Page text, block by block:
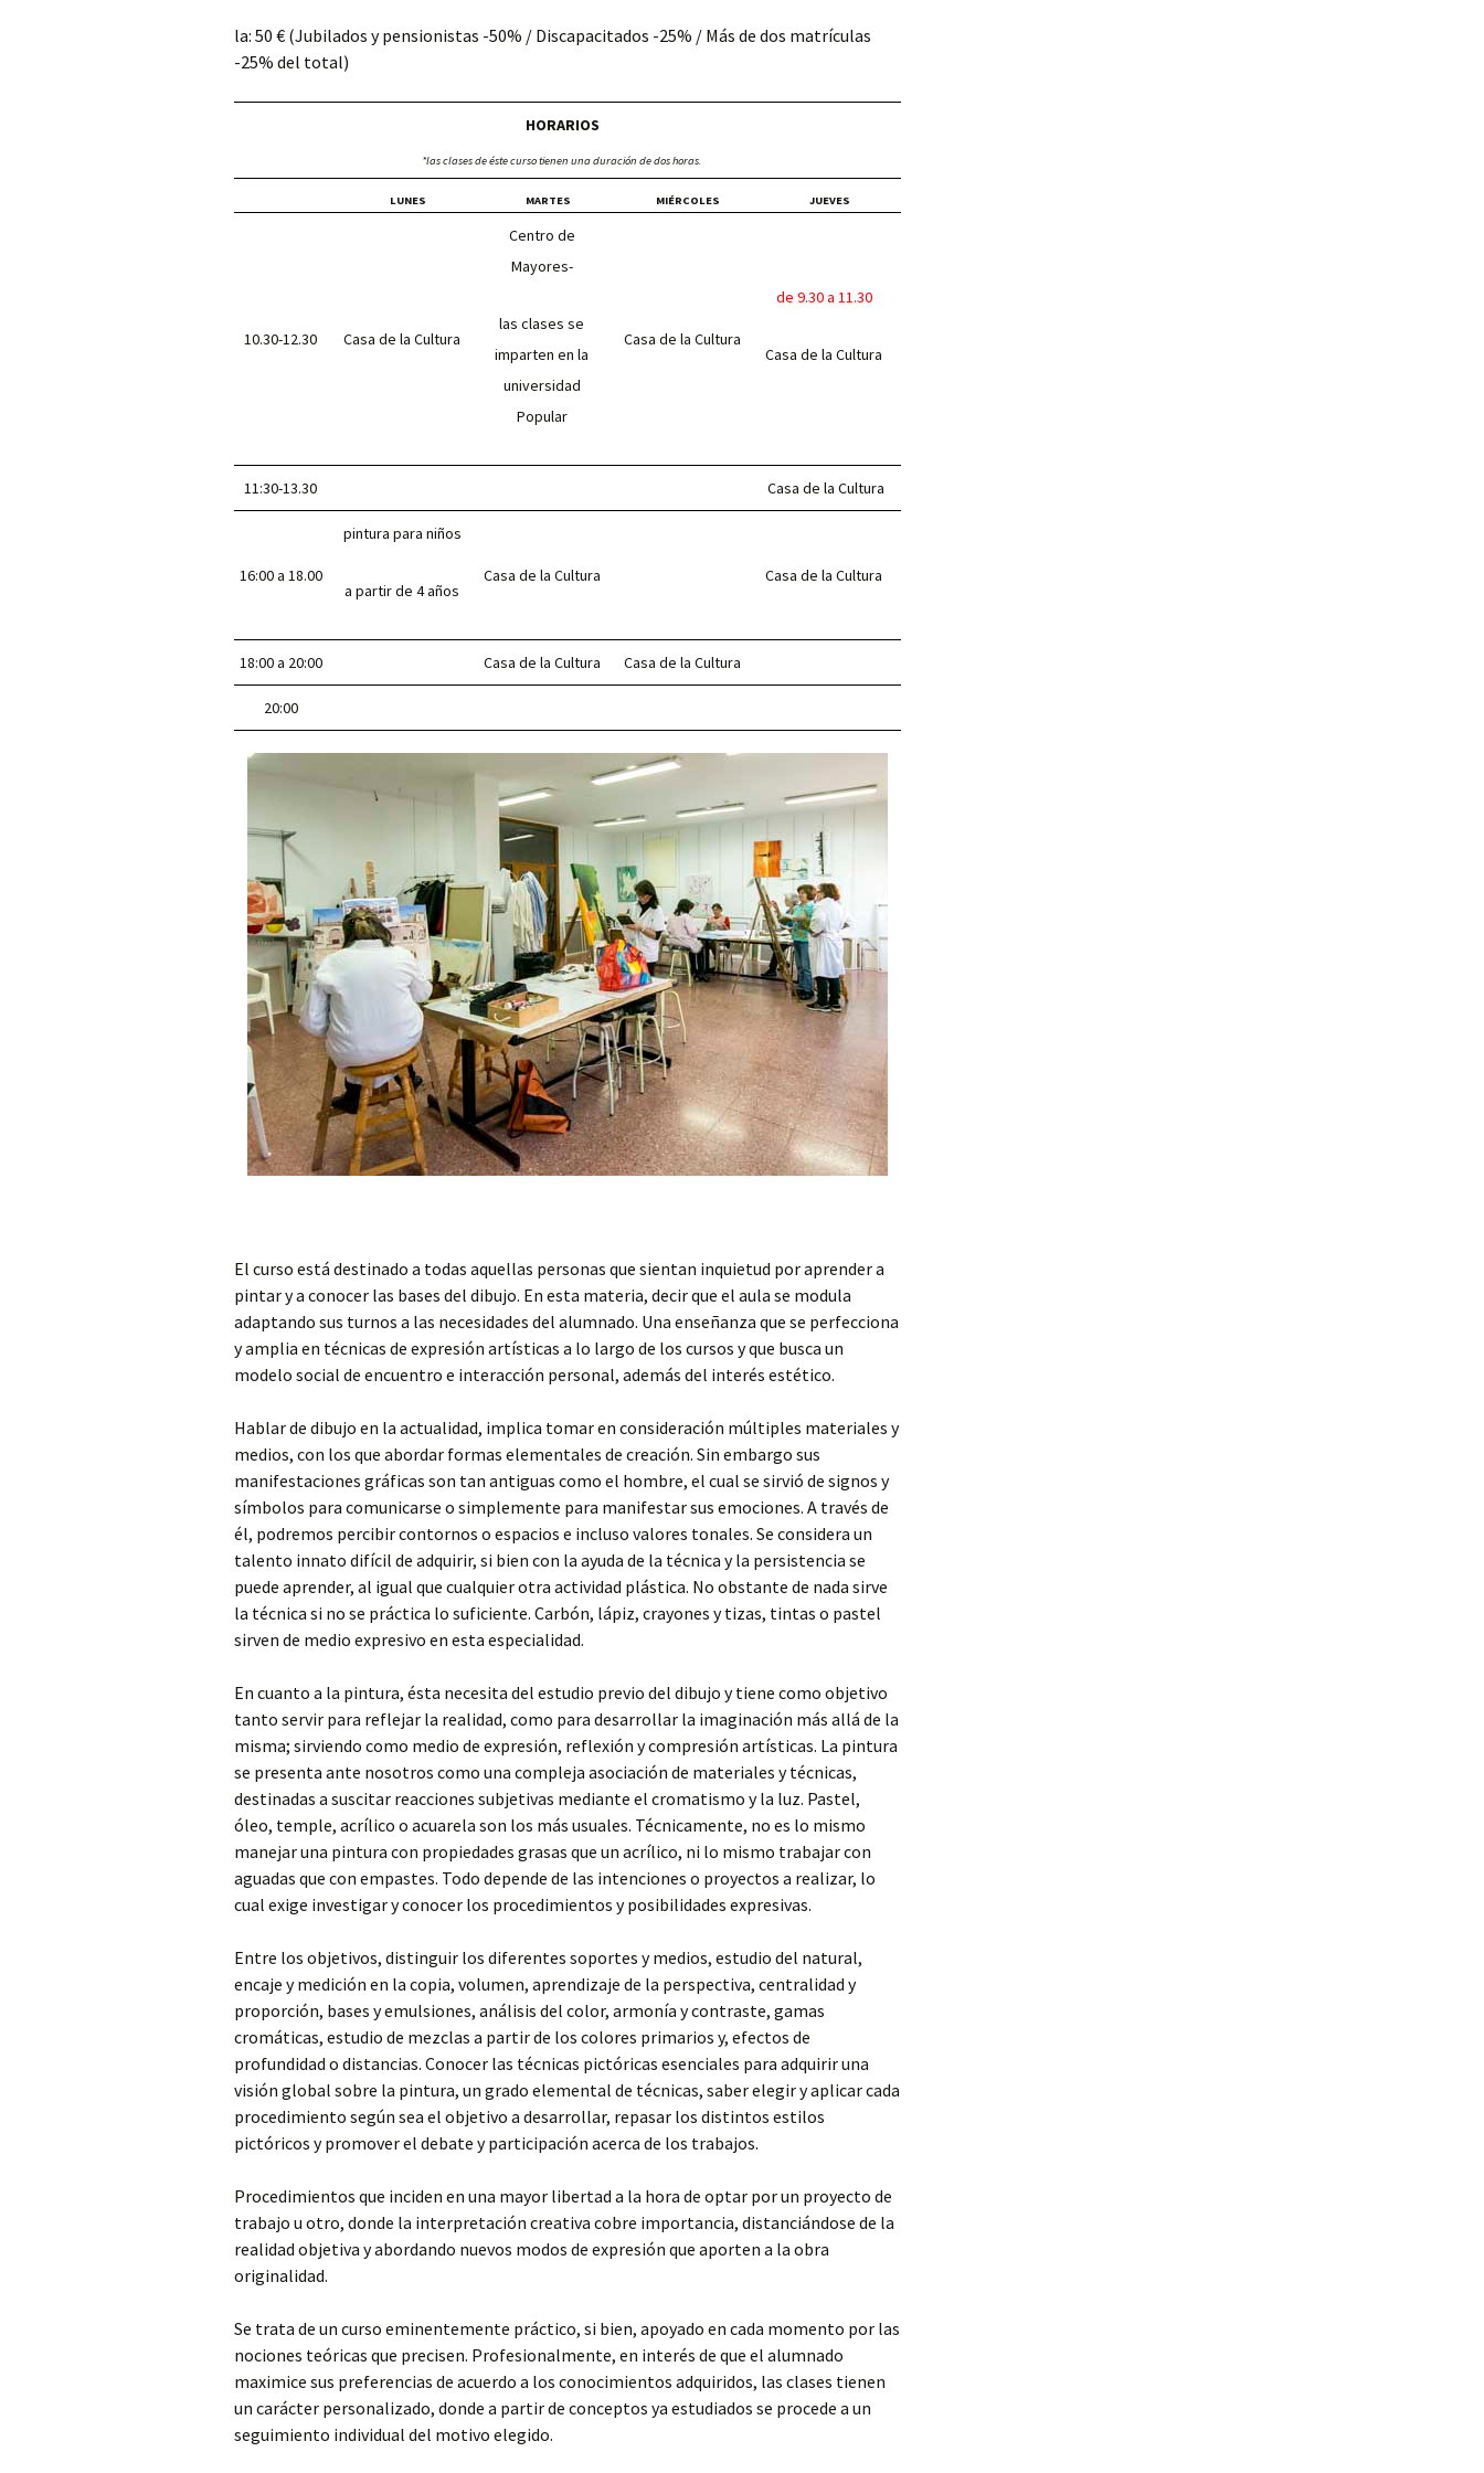
Casa de la Cultura
Centro de Mayores
Antón
CSP Lucas Blázquez
Colectivos Mayores
Jóvenes
Niños
la: 50 € (Jubilados y pensionistas -50% / Discapacitados -25% / Más de dos matrículas
-25% del total)
HORARIOS
*las clases de éste curso tienen una duración de dos horas.
LUNES MARTES MIÉRCOLES JUEVES
10.30-12.30 Casa de la Cultura
Centro de
Mayores-
las clases se
imparten en la
universidad
Popular
Casa de la Cultura
de 9.30 a 11.30
Casa de la Cultura
11:30-13.30 Casa de la Cultura
16:00 a 18.00
pintura para niños
a partir de 4 años
Casa de la Cultura Casa de la Cultura
18:00 a 20:00 Casa de la Cultura Casa de la Cultura
20:00
El curso está destinado a todas aquellas personas que sientan inquietud por aprender a
pintar y a conocer las bases del dibujo. En esta materia, decir que el aula se modula
adaptando sus turnos a las necesidades del alumnado. Una enseñanza que se perfecciona
y amplia en técnicas de expresión artísticas a lo largo de los cursos y que busca un
modelo social de encuentro e interacción personal, además del interés estético.
Hablar de dibujo en la actualidad, implica tomar en consideración múltiples materiales y
medios, con los que abordar formas elementales de creación. Sin embargo sus
manifestaciones gráficas son tan antiguas como el hombre, el cual se sirvió de signos y
símbolos para comunicarse o simplemente para manifestar sus emociones. A través de
él, podremos percibir contornos o espacios e incluso valores tonales. Se considera un
talento innato difícil de adquirir, si bien con la ayuda de la técnica y la persistencia se
puede aprender, al igual que cualquier otra actividad plástica. No obstante de nada sirve
la técnica si no se práctica lo suficiente. Carbón, lápiz, crayones y tizas, tintas o pastel
sirven de medio expresivo en esta especialidad.
En cuanto a la pintura, ésta necesita del estudio previo del dibujo y tiene como objetivo
tanto servir para reflejar la realidad, como para desarrollar la imaginación más allá de la
misma; sirviendo como medio de expresión, reflexión y compresión artísticas. La pintura
se presenta ante nosotros como una compleja asociación de materiales y técnicas,
destinadas a suscitar reacciones subjetivas mediante el cromatismo y la luz. Pastel,
óleo, temple, acrílico o acuarela son los más usuales. Técnicamente, no es lo mismo
manejar una pintura con propiedades grasas que un acrílico, ni lo mismo trabajar con
aguadas que con empastes. Todo depende de las intenciones o proyectos a realizar, lo
cual exige investigar y conocer los procedimientos y posibilidades expresivas.
Entre los objetivos, distinguir los diferentes soportes y medios, estudio del natural,
encaje y medición en la copia, volumen, aprendizaje de la perspectiva, centralidad y
proporción, bases y emulsiones, análisis del color, armonía y contraste, gamas
cromáticas, estudio de mezclas a partir de los colores primarios y, efectos de
profundidad o distancias. Conocer las técnicas pictóricas esenciales para adquirir una
visión global sobre la pintura, un grado elemental de técnicas, saber elegir y aplicar cada
procedimiento según sea el objetivo a desarrollar, repasar los distintos estilos
pictóricos y promover el debate y participación acerca de los trabajos.
Procedimientos que inciden en una mayor libertad a la hora de optar por un proyecto de
trabajo u otro, donde la interpretación creativa cobre importancia, distanciándose de la
realidad objetiva y abordando nuevos modos de expresión que aporten a la obra
originalidad.
Se trata de un curso eminentemente práctico, si bien, apoyado en cada momento por las
nociones teóricas que precisen. Profesionalmente, en interés de que el alumnado
maximice sus preferencias de acuerdo a los conocimientos adquiridos, las clases tienen
un carácter personalizado, donde a partir de conceptos ya estudiados se procede a un
seguimiento individual del motivo elegido.